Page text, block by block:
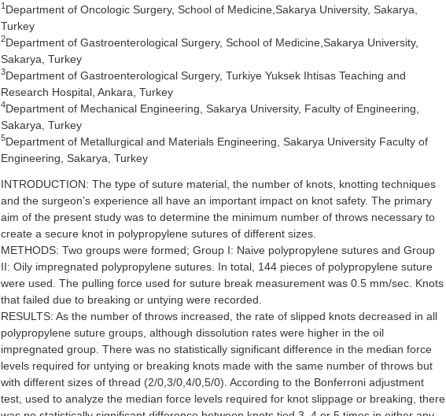
1 Department of Oncologic Surgery, School of Medicine,Sakarya University, Sakarya,
Turkey
2Department of Gastroenterological Surgery, School of Medicine,Sakarya University,
Sakarya, Turkey
3Department of Gastroenterological Surgery, Turkiye Yuksek Ihtisas Teaching and
Research Hospital, Ankara, Turkey
4Department of Mechanical Engineering, Sakarya University, Faculty of Engineering,
Sakarya, Turkey
5Department of Metallurgical and Materials Engineering, Sakarya University Faculty of
Engineering, Sakarya, Turkey
INTRODUCTION: The type of suture material, the number of knots, knotting techniques
and the surgeon’s experience all have an important impact on knot safety. The primary
aim of the present study was to determine the minimum number of throws necessary to
create a secure knot in polypropylene sutures of different sizes.
METHODS: Two groups were formed; Group I: Naive polypropylene sutures and Group
II: Oily impregnated polypropylene sutures. In total, 144 pieces of polypropylene suture
were used. The pulling force used for suture break measurement was 0.5 mm/sec. Knots
that failed due to breaking or untying were recorded.
RESULTS: As the number of throws increased, the rate of slipped knots decreased in all
polypropylene suture groups, although dissolution rates were higher in the oil
impregnated group. There was no statistically significant difference in the median force
levels required for untying or breaking knots made with the same number of throws but
with different sizes of thread (2/0,3/0,4/0,5/0). According to the Bonferroni adjustment
test, used to analyze the median force levels required for knot slippage or breaking, there